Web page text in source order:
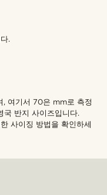
.
여기서 70은 mm로 측정
국 반지 사이즈입니다.
사이징 방법을 확인하세